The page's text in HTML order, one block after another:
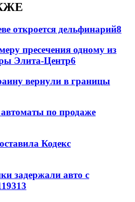
откроется дельфинарий8
пресечения одному из
Элита-Центр6
вернули в границы
по продаже
Кодекс
задержали авто с
313